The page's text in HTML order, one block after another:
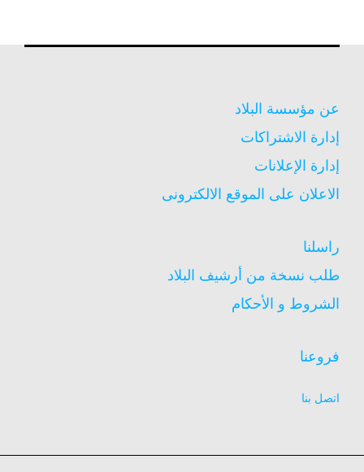
عن مؤسسة البلاد
إدارة الاشتراكات
إدارة الإعلانات
الاعلان على الموقع الالكترونى
راسلنا
طلب نسخة من أرشيف البلاد
الشروط و الأحكام
فروعنا
اتصل بنا